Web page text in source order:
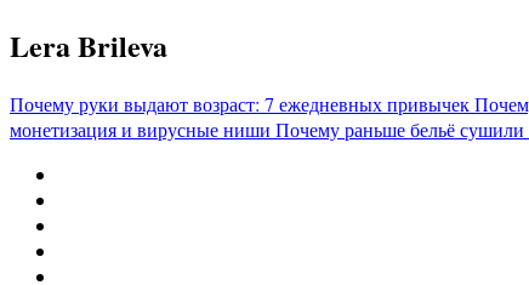
Перейти
к
Lera Brileva
Почему руки выдают возраст: 7 ежедневных привычек
монетизация и вирусные ниши Почему раньше бельё сушили